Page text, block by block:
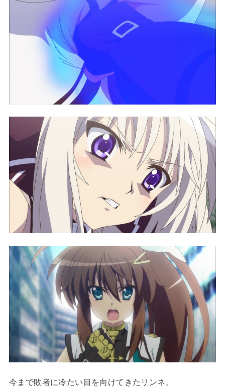
今まで敗者に冷たい目を向けてきたリンネ。